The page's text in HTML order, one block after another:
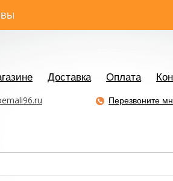
Доставка Оплата
Перезвоните